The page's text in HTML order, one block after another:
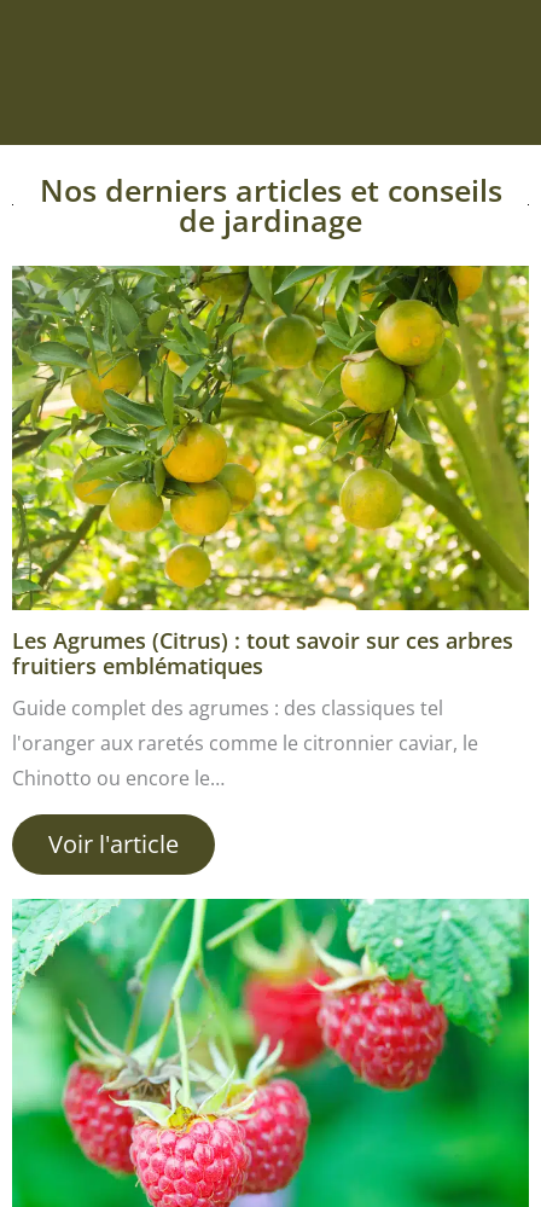
Nos derniers articles et conseils
de jardinage
Les Agrumes (Citrus) : tout savoir sur ces arbres
fruitiers emblématiques
Guide complet des agrumes : des classiques tel
l'oranger aux raretés comme le citronnier caviar, le
Chinotto ou encore le…
Voir l'article